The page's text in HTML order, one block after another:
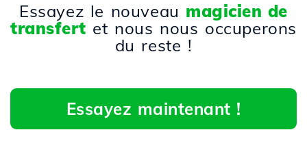
Essayez le nouveau magicien de
transfert et nous nous occuperons
du reste !
Essayez maintenant !